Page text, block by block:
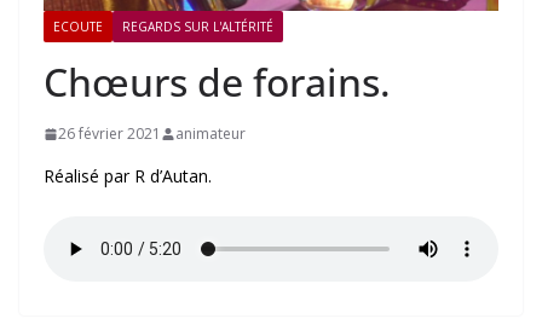
ECOUTE REGARDS SUR L'ALTÉRITÉ
Chœurs de forains.
26 février 2021 animateur
Réalisé par R d’Autan.